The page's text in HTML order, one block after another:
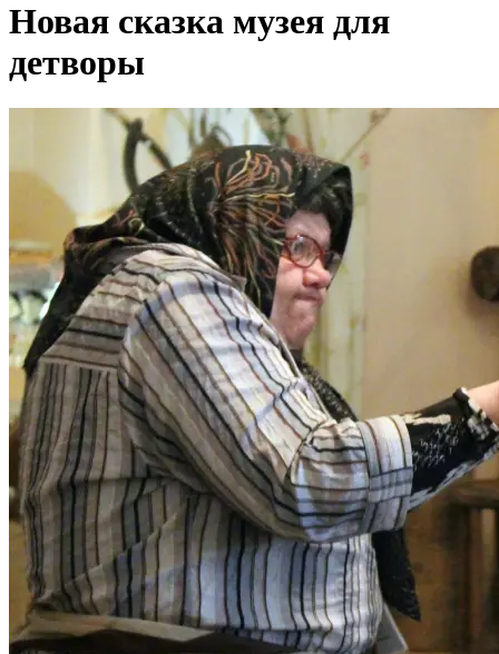
Новая сказка музея для
детворы